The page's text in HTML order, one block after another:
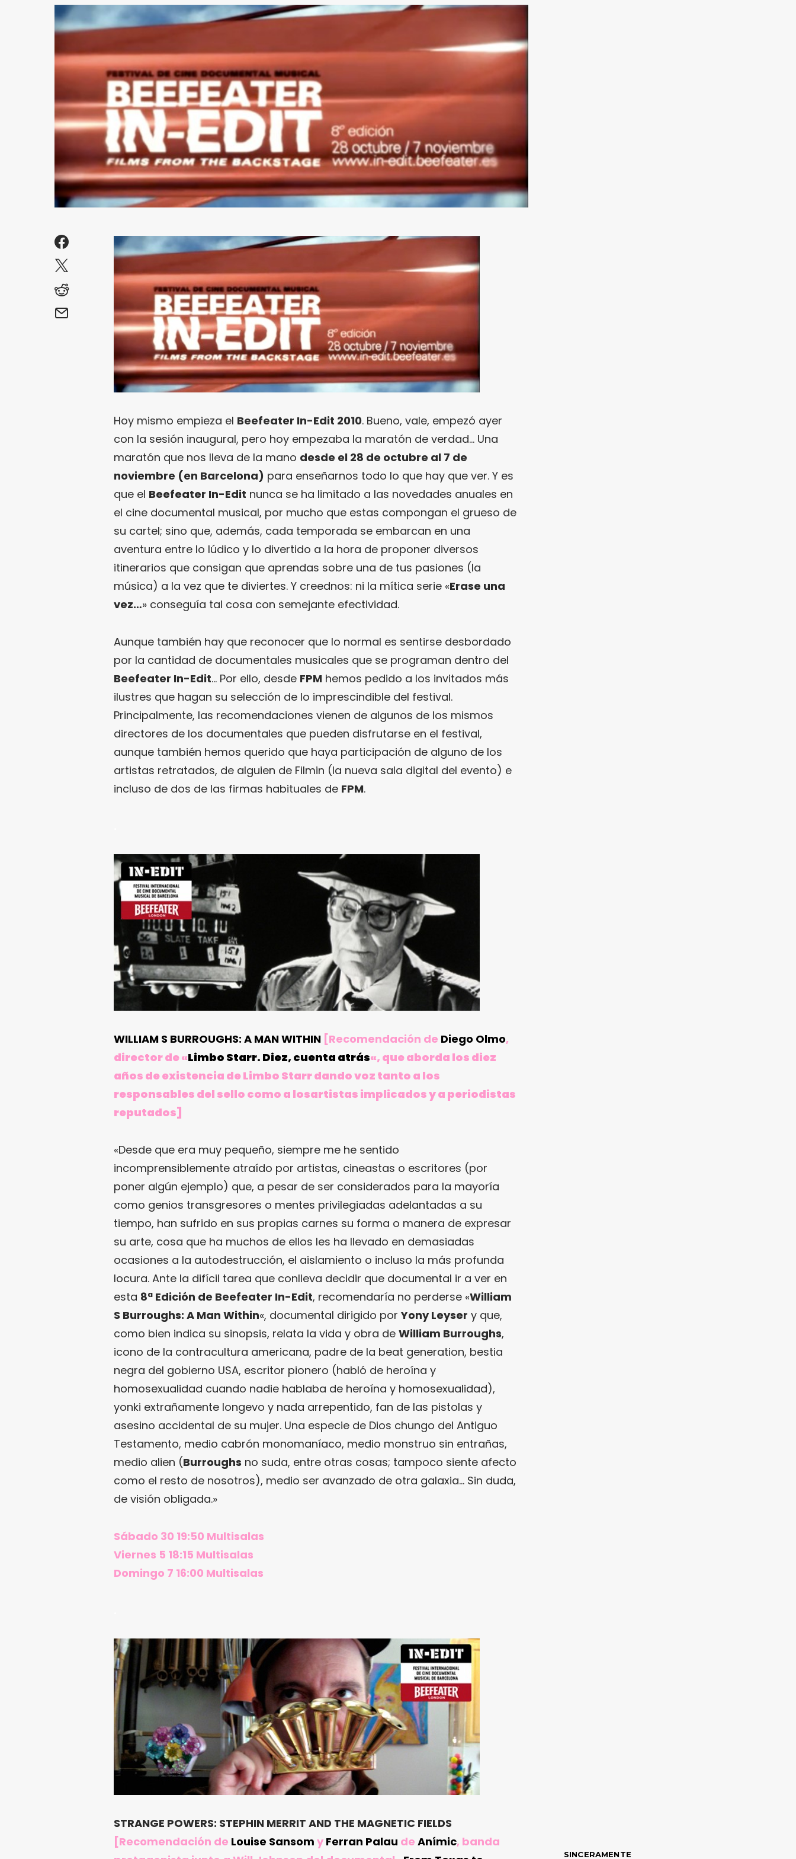
Hoy mismo empieza el Beefeater In-Edit 2010. Bueno, vale, empezó ayer
con la sesión inaugural, pero hoy empezaba la maratón de verdad… Una
maratón que nos lleva de la mano desde el 28 de octubre al 7 de
noviembre (en Barcelona) para enseñarnos todo lo que hay que ver. Y es
que el Beefeater In-Edit nunca se ha limitado a las novedades anuales en
el cine documental musical, por mucho que estas compongan el grueso de
su cartel; sino que, además, cada temporada se embarcan en una
aventura entre lo lúdico y lo divertido a la hora de proponer diversos
itinerarios que consigan que aprendas sobre una de tus pasiones (la
música) a la vez que te diviertes. Y creednos: ni la mítica serie «Erase una
vez…» conseguía tal cosa con semejante efectividad.
Aunque también hay que reconocer que lo normal es sentirse desbordado
por la cantidad de documentales musicales que se programan dentro del
Beefeater In-Edit… Por ello, desde FPM hemos pedido a los invitados más
ilustres que hagan su selección de lo imprescindible del festival.
Principalmente, las recomendaciones vienen de algunos de los mismos
directores de los documentales que pueden disfrutarse en el festival,
aunque también hemos querido que haya participación de alguno de los
artistas retratados, de alguien de Filmin (la nueva sala digital del evento) e
incluso de dos de las firmas habituales de FPM.
WILLIAM S BURROUGHS: A MAN WITHIN [Recomendación de Diego Olmo,
director de «Limbo Starr. Diez, cuenta atrás«, que aborda los diez
años de existencia de Limbo Starr dando voz tanto a los
responsables del sello como a losartistas implicados y a periodistas
reputados]
«Desde que era muy pequeño, siempre me he sentido
incomprensiblemente atraído por artistas, cineastas o escritores (por
poner algún ejemplo) que, a pesar de ser considerados para la mayoría
como genios transgresores o mentes privilegiadas adelantadas a su
tiempo, han sufrido en sus propias carnes su forma o manera de expresar
su arte, cosa que ha muchos de ellos les ha llevado en demasiadas
ocasiones a la autodestrucción, el aislamiento o incluso la más profunda
locura. Ante la difícil tarea que conlleva decidir que documental ir a ver en
esta 8ª Edición de Beefeater In-Edit, recomendaría no perderse «William
S Burroughs: A Man Within«, documental dirigido porYony Leyser y que,
como bien indica su sinopsis, relata la vida y obra de William Burroughs,
icono de la contracultura americana, padre de la beat generation, bestia
negra del gobierno USA, escritor pionero (habló de heroína y
homosexualidad cuando nadie hablaba de heroína y homosexualidad),
yonki extrañamente longevo y nada arrepentido, fan de las pistolas y
asesino accidental de su mujer. Una especie de Dios chungo del Antiguo
Testamento, medio cabrón monomaníaco, medio monstruo sin entrañas,
medio alien (Burroughs no suda, entre otras cosas; tampoco siente afecto
como el resto de nosotros), medio ser avanzado de otra galaxia… Sin duda,
de visión obligada.»
Sábado 30 19:50 Multisalas
Viernes 5 18:15 Multisalas
Domingo 7 16:00 Multisalas
STRANGE POWERS: STEPHIN MERRIT AND THE MAGNETIC FIELDS
[Recomendación de Louise Sansom y Ferran Palau de Anímic, banda
SINCERAMENTE